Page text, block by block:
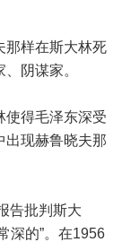
样在斯大林死
、阴谋家。
得毛泽东深受
出现赫鲁晓夫那
告批判斯大
深的”。在1956